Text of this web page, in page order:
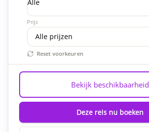
Alle
Prijs
Reset voorkeuren
Bekijk beschikbaarheid
Deze reis nu boeken